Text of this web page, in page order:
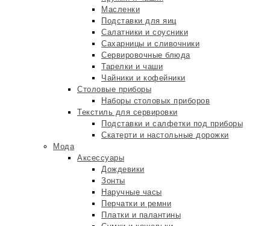
Масленки
Подставки для яиц
Салатники и соусники
Сахарницы и сливочники
Сервировочные блюда
Тарелки и чаши
Чайники и кофейники
Столовые приборы
Наборы столовых приборов
Текстиль для сервировки
Подставки и салфетки под приборы
Скатерти и настольные дорожки
Мода
Аксессуары
Дождевики
Зонты
Наручные часы
Перчатки и ремни
Платки и палантины